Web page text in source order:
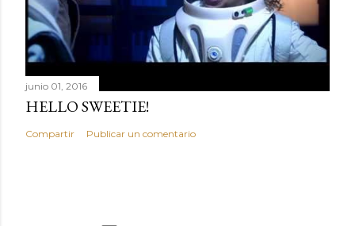
junio 01, 2016
HELLO SWEETIE!
Compartir Publicar un comentario